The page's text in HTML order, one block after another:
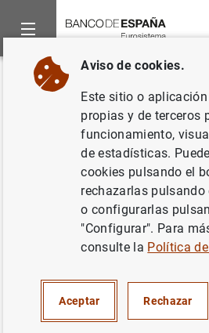
Inicio Noticias y eventos
Volver
La integración
zona del euro
que persiste la
según el informe
Aviso de cookies.
Este sitio o
propias y de terceros
funcionamiento,
de estadísticas.
cookies pulsando el
rechazarlas pulsando
o configurarlas
"Configurar". Para
consulte la Política
Aceptar Rechazar